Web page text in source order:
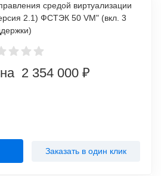
средой виртуализации
2.1) ФСТЭК 50 VM" (вкл. 3
2 354 000 ₽
Заказать в один клик